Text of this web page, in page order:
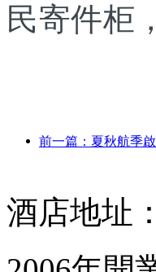
民寄件柜
酒店地址